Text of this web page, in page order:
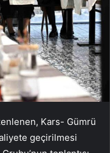
Kars- Gümrü
geçirilmesi